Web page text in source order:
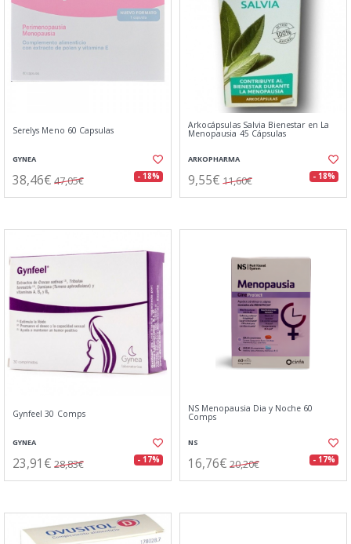
Serelys Meno 60 Capsulas
GYNEA
38,46€ 47,05€ - 18%
Arkocápsulas Salvia Bienestar en La
Menopausia 45 Cápsulas
ARKOPHARMA
9,55€ 11,60€ - 18%
Gynfeel 30 Comps
GYNEA
23,91€ 28,83€ - 17%
NS Menopausia Dia y Noche 60
Comps
NS
16,76€ 20,20€ - 17%